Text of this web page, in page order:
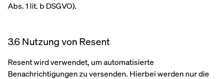
Abs. 1 lit. b DSGVO).
3.6 Nutzung von Resent
Resent wird verwendet, um automatisierte
Benachrichtigungen zu versenden. Hierbei werden nur die